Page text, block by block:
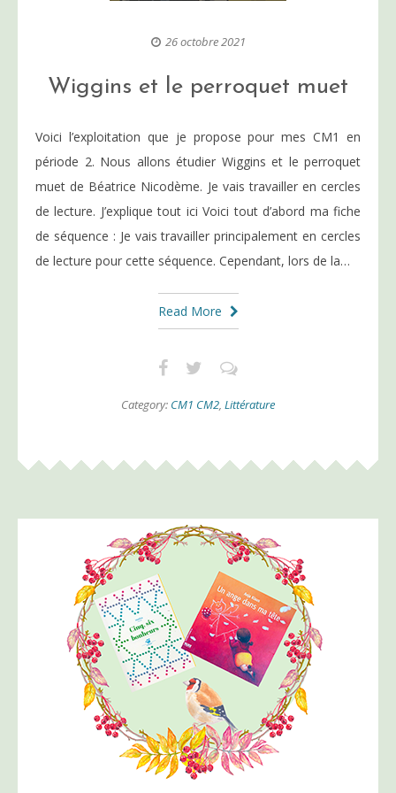
26 octobre 2021
Wiggins et le perroquet muet
Voici l’exploitation que je propose pour mes CM1 en
période 2. Nous allons étudier Wiggins et le perroquet
muet de Béatrice Nicodème. Je vais travailler en cercles
de lecture. J’explique tout ici Voici tout d’abord ma fiche
de séquence : Je vais travailler principalement en cercles
de lecture pour cette séquence. Cependant, lors de la…
Read More
Category: CM1 CM2, Littérature